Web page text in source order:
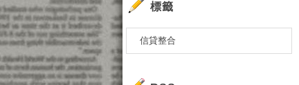
標籤
信貸整合